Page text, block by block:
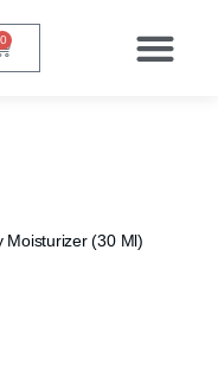
0
Moisturizer (30 Ml)